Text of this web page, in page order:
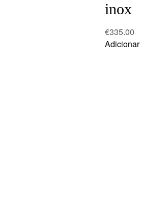
inox
€335.00
Adicionar